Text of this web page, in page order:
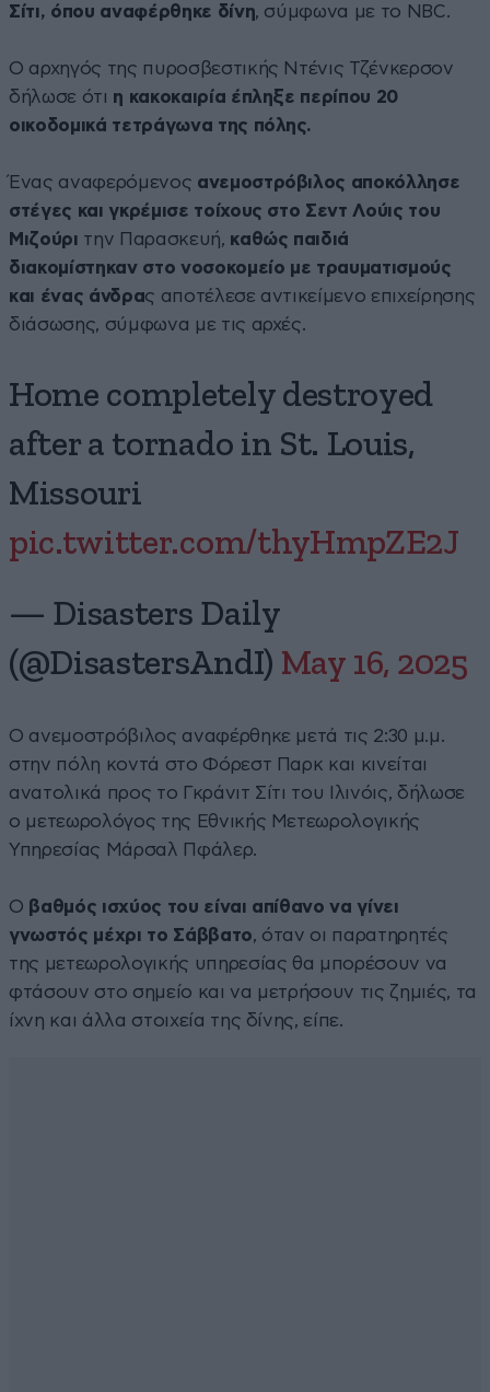
Σίτι, όπου αναφέρθηκε δίνη, σύμφωνα με το NBC.
Ο αρχηγός της πυροσβεστικής Ντένις Τζένκερσον
δήλωσε ότι η κακοκαιρία έπληξε περίπου 20
οικοδομικά τετράγωνα της πόλης.
Ένας αναφερόμενος ανεμοστρόβιλος αποκόλλησε
στέγες και γκρέμισε τοίχους στο Σεντ Λούις του
Μιζούρι την Παρασκευή, καθώς παιδιά
διακομίστηκαν στο νοσοκομείο με τραυματισμούς
και ένας άνδρας αποτέλεσε αντικείμενο επιχείρησης
διάσωσης, σύμφωνα με τις αρχές.
Home completely destroyed
after a tornado in St. Louis,
Missouri
pic.twitter.com/thyHmpZE2J
— Disasters Daily
(@DisastersAndI) May 16, 2025
Ο ανεμοστρόβιλος αναφέρθηκε μετά τις 2:30 μ.μ.
στην πόλη κοντά στο Φόρεστ Παρκ και κινείται
ανατολικά προς το Γκράνιτ Σίτι του Ιλινόις, δήλωσε
ο μετεωρολόγος της Εθνικής Μετεωρολογικής
Υπηρεσίας Μάρσαλ Πφάλερ.
Ο βαθμός ισχύος του είναι απίθανο να γίνει
γνωστός μέχρι το Σάββατο, όταν οι παρατηρητές
της μετεωρολογικής υπηρεσίας θα μπορέσουν να
φτάσουν στο σημείο και να μετρήσουν τις ζημιές, τα
ίχνη και άλλα στοιχεία της δίνης, είπε.